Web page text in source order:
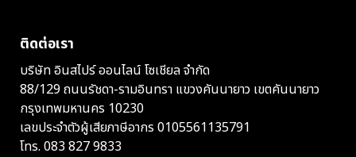
ติดต่อเรา
บริษัท อินสไปร์ ออนไลน์ โซเชียล จำกัด
88/129 ถนนรัชดา-รามอินทรา แขวงคันนายาว เขตคันนายาว
กรุงเทพมหานคร 10230
เลขประจำตัวผู้เสียภาษีอากร 0105561135791
โทร. 083 827 9833